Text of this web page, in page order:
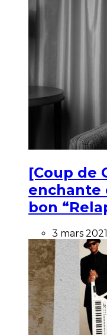
[Coup de
enchante
bon
3 mars 2021